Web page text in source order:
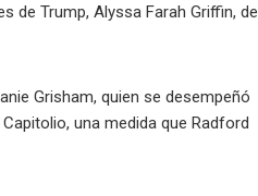
de Trump, Alyssa Farah Griffin, de
Grisham, quien se desempeñó
una medida que Radford